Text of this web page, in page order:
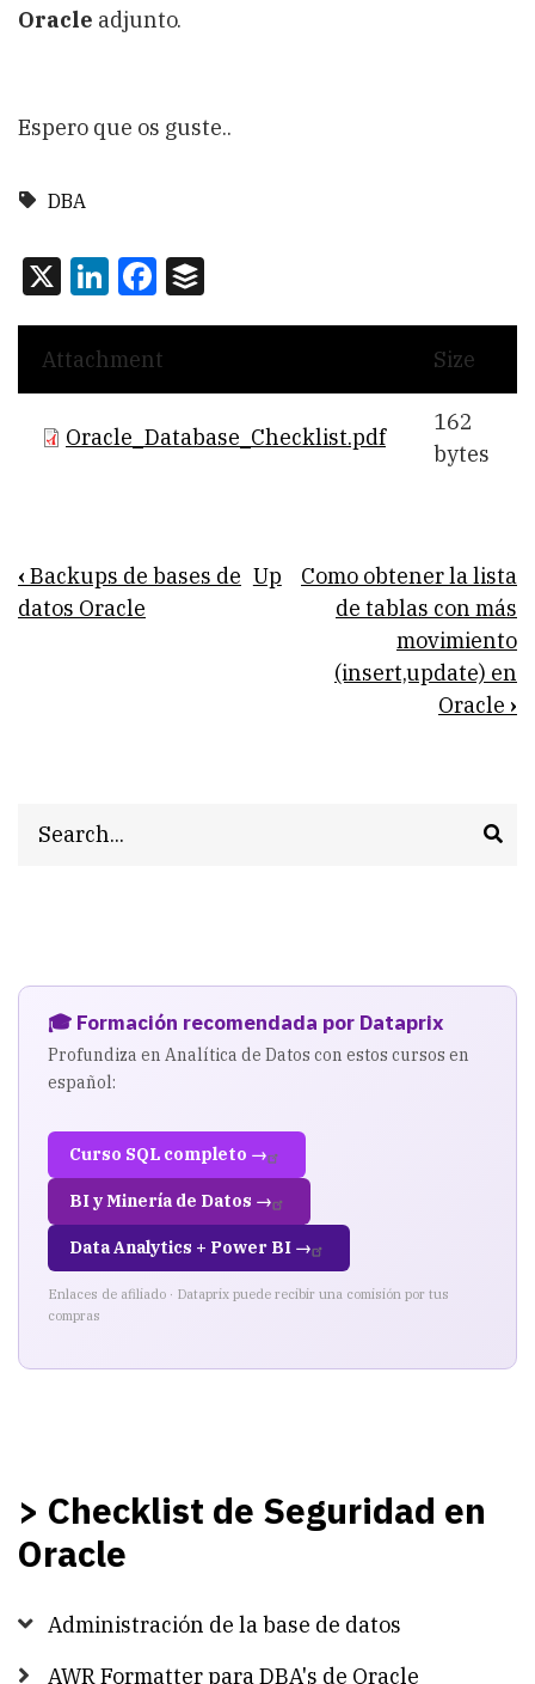
Oracle adjunto.
Espero que os guste..
DBA
X LinkedIn
Facebook
Attachment Size
Oracle_Database_Checklist.pdf
162
bytes
Book
traversal
Seguridad
‹ Backups de bases de
datos Oracle
Up
Como obtener la lista
de tablas con más
movimiento
(insert,update) en
Oracle ›
🎓 Formación recomendada por Dataprix
Profundiza en Analítica de Datos con estos cursos en
español:
Curso SQL completo →
BI y Minería de Datos →
Data Analytics + Power BI →
Enlaces de afiliado · Dataprix puede recibir una comisión por tus
compras
> Checklist de Seguridad en
Oracle
Administración de la base de datos
AWR Formatter para DBA's de Oracle